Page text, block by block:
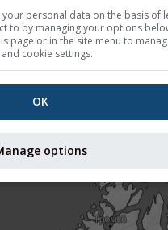
personal data on the basis of
to by managing your options
page or in the site menu to
cookie settings.
OK
options